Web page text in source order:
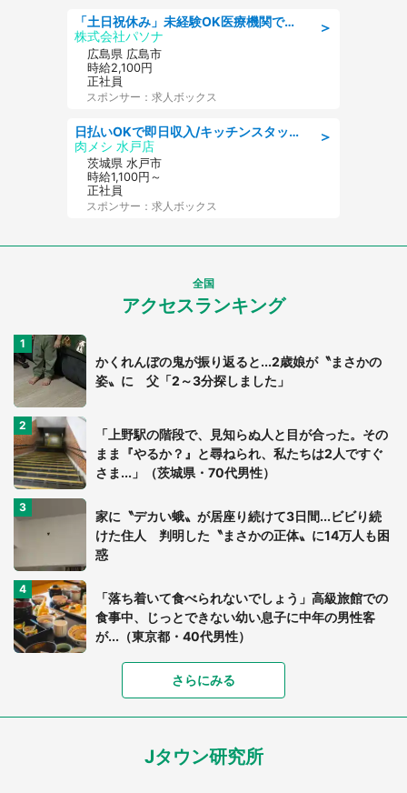
＞
「土日祝休み」未経験OK医療機関での治験コーディネーターのお仕事
株式会社パソナ
広島県 広島市
時給2,100円
正社員
スポンサー：求人ボックス
＞
日払いOKで即日収入/キッチンスタッフ/「原付免許必須」デリバリー業務など、自己成長可能な幅広い仕事に挑戦!髪型自由&ピアス・ネイルOK/茨城県/水戸市
肉メシ 水戸店
茨城県 水戸市
時給1,100円～
正社員
スポンサー：求人ボックス
全国
アクセスランキング
かくれんぼの鬼が振り返ると...2歳娘が〝まさかの
姿〟に 父「2～3分探しました」
「上野駅の階段で、見知らぬ人と目が合った。その
まま『やるか？』と尋ねられ、私たちは2人ですぐ
さま...」（茨城県・70代男性）
家に〝デカい蛾〟が居座り続けて3日間...ビビり続
けた住人 判明した〝まさかの正体〟に14万人も困
惑
「落ち着いて食べられないでしょう」高級旅館での
食事中、じっとできない幼い息子に中年の男性客
が...（東京都・40代男性）
「富豪すぎ」1歳息子の〝店頭駄々こね〟の内容に1.
7万人驚がく 「お菓子売り場ならまだしも...」「ハ
ードル高い」
「閉所恐怖症の私は新幹線で大パニック。隣席の青
さらにみる
Jタウン研究所